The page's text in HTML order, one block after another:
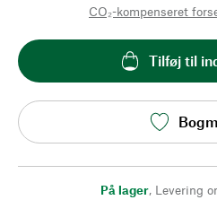
CO₂-kompenseret
Tilføj til
På lager, Levering